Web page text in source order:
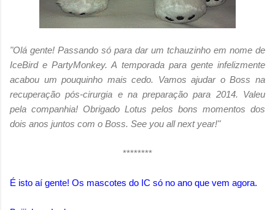
"Olá gente! Passando só para dar um tchauzinho em nome de
IceBird e PartyMonkey. A temporada para gente infelizmente
acabou um pouquinho mais cedo. Vamos ajudar o Boss na
recuperação pós-cirurgia e na preparação para 2014. Valeu
pela companhia! Obrigado Lotus pelos bons momentos dos
dois anos juntos com o Boss. See you all next year!"
********
É isto aí gente! Os mascotes do IC só no ano que vem agora.